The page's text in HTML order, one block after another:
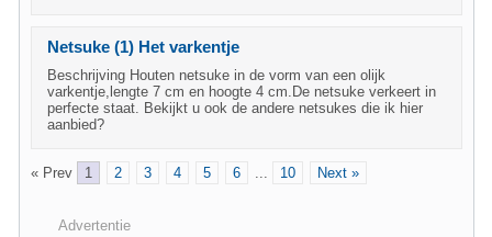
Netsuke (1) Het varkentje
Beschrijving Houten netsuke in de vorm van een olijk
varkentje,lengte 7 cm en hoogte 4 cm.De netsuke verkeert in
perfecte staat. Bekijkt u ook de andere netsukes die ik hier
aanbied?
« Prev 1 2 3 4 5 6 ... 10 Next »
Advertentie